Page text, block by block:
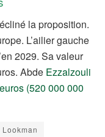
la proposition.
L’ailier gauche
2029. Sa valeur
Abde Ezzalzouli
(520 000 000